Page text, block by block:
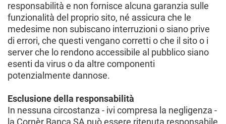
responsabilità e non fornisce alcuna garanzia sulle
funzionalità del proprio sito, né assicura che le
medesime non subiscano interruzioni o siano prive
di errori, che questi vengano corretti o che il sito o i
server che lo rendono accessibile al pubblico siano
esenti da virus o da altre componenti
potenzialmente dannose.
Esclusione della responsabilità
In nessuna circostanza - ivi compresa la negligenza -
la Cornèr Banca SA può essere ritenuta responsabile